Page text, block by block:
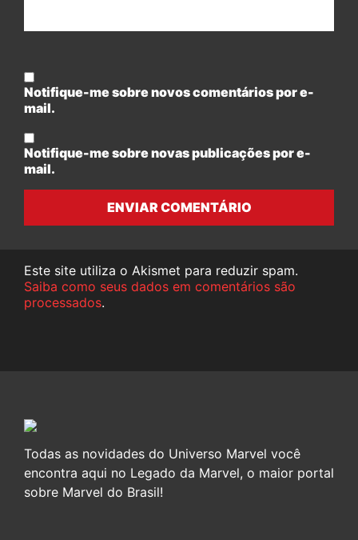
Notifique-me sobre novos comentários por e-
mail.
Notifique-me sobre novas publicações por e-
mail.
ENVIAR COMENTÁRIO
Este site utiliza o Akismet para reduzir spam.
Saiba como seus dados em comentários são
processados.
Todas as novidades do Universo Marvel você
encontra aqui no Legado da Marvel, o maior portal
sobre Marvel do Brasil!